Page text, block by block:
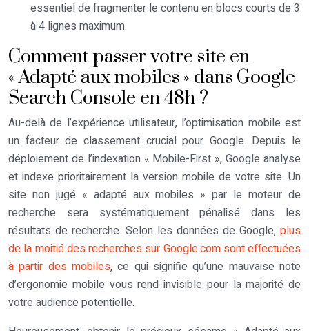
essentiel de fragmenter le contenu en blocs courts de 3
à 4 lignes maximum.
Comment passer votre site en
« Adapté aux mobiles » dans Google
Search Console en 48h ?
Au-delà de l’expérience utilisateur, l’optimisation mobile est
un facteur de classement crucial pour Google. Depuis le
déploiement de l’indexation « Mobile-First », Google analyse
et indexe prioritairement la version mobile de votre site. Un
site non jugé « adapté aux mobiles » par le moteur de
recherche sera systématiquement pénalisé dans les
résultats de recherche. Selon les données de Google, plus
de la moitié des recherches sur Google.com sont effectuées
à partir des mobiles, ce qui signifie qu’une mauvaise note
d’ergonomie mobile vous rend invisible pour la majorité de
votre audience potentielle.